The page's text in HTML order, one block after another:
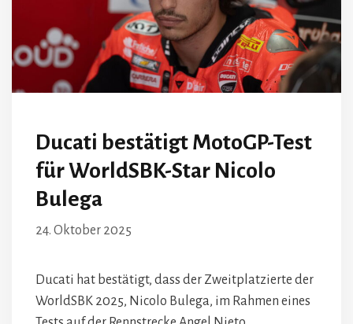
Ducati bestätigt MotoGP-Test
für WorldSBK-Star Nicolo
Bulega
24. Oktober 2025
Ducati hat bestätigt, dass der Zweitplatzierte der
WorldSBK 2025, Nicolo Bulega, im Rahmen eines